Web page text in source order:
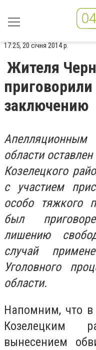
17:25, 20 січня 2014 р.
Жителя
заключению
области
Козелецкого
с участием
особо тяжкого
был
лишению
случай
Уголовного
области.
Напомним, что в
Козелецким
вынесением